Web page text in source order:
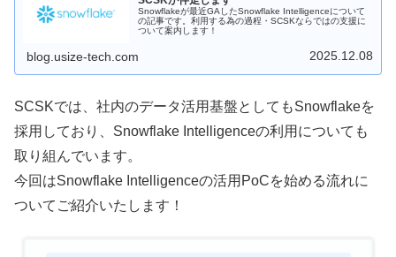
Snowflakeが最近GAしたSnowflake Intelligenceについて
の記事です。利用する為の過程・SCSKならではの支援に
ついて案内します！
blog.usize-tech.com 2025.12.08
SCSKでは、社内のデータ活用基盤としてもSnowflakeを
採用しており、Snowflake Intelligenceの利用についても
取り組んでいます。
今回はSnowflake Intelligenceの活用PoCを始める流れに
ついてご紹介いたします！